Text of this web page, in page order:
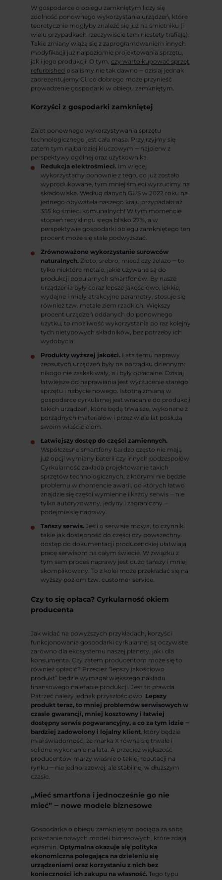
W gospodarce o obiegu zamkniętym liczy się
zdolność ponownego wykorzystania urządzeń, które
teoretycznie mogłyby znaleźć się już na śmietniku (i
wielu przypadkach rzeczywiście tam niestety trafiają).
Takie zmiany wiążą się z zaprogramowaniem innych
modyfikacji już na poziomie projektowania sprzętu,
jak i jego produkcji. O tym,czy warto kupować sprzęt
refurbished pisaliśmy nie tak dawno ‒ dzisiaj jednak
zaprezentujemy Ci, co dobrego może przynieść
prowadzenie gospodarki w obiegu zamkniętym.
Korzyści z gospodarki zamkniętej
Zalet ponownego wykorzystywania sprzętu
technologicznego jest cała masa. Przyjrzyjmy się
zatem tym najbardziej kluczowym ‒ najpierw z
perspektywy ogólnej oraz użytkownika.
Redukcja elektrośmieci. Im więcej
wykorzystamy ponownie z tego, co już zostało
wyprodukowane, tym mniej śmieci wyrzucimy na
składowiska. Według danych GUS w 2022 roku na
jednego obywatela naszego kraju przypadało aż
355 kg śmieci komunalnych! W tym momencie
stopień recyklingu sięga blisko 27%, a w
perspektywie gospodarki obiegu zamkniętego ten
procent może się stale podwyższać.
Zrównoważone wykorzystanie surowców
naturalnych. Złoto, srebro, miedź czy żelazo ‒ to
tylko niektóre metale, jakie używane są do
produkcji popularnych smartfonów. By nasze
urządzenia były coraz lepsze jakościowo, lekkie,
wydajne i miały atrakcyjne parametry, stosuje się
również tzw. metale ziem rzadkich. Większy
procent urządzeń oddanych do ponownego
użytku, to możliwość wykorzystania po raz kolejny
tych nietypowych składników, bez potrzeby ich
wydobycia.
Produkty wyższej jakości. Lata temu naprawy
zepsutych urządzeń były na porządku dziennym:
nikogo nie zaskakiwały, a i były opłacalne. Dzisiaj
łatwiejsze od naprawiania jest wyrzucenie starego
sprzętu i nabycie nowego. Istotną zmianą w
gospodarce cyrkularnej jest wracanie do produkcji
takich urządzeń, które będą trwalsze, wykonane z
porządnych materiałów i przez wiele lat posłużą
swoim właścicielom.
Łatwiejszy dostęp do części zamiennych.
Współczesne smartfony bardzo często nie mają
już opcji wymiany baterii czy innych podzespołów.
Cyrkularność zakłada projektowanie takich
sprzętów technologicznych, z którymi nie będzie
problemu w momencie awarii, do których łatwo
znajdzie się części wymienne i każdy serwis ‒ nie
tylko autoryzowany, jedyny i zagraniczny ‒
podejmie się naprawy.
Tańszy serwis. Jeśli o serwisie mowa, to czynniki
takie jak dostępność do części czy powszechny
dostęp do dokumentacji producenckiej ułatwiają
pracę serwisom na całym świecie. W związku z
tym sam proces naprawy jest dużo tańszy i mniej
skomplikowany. To z kolei może przekładać się na
wyższy poziom tzw. customer service.
Czy to się opłaca? Cyrkularność okiem
producenta
Jak widać na powyższych przykładach, korzyści
funkcjonowania gospodarki cyrkularnej są oczywiste
zarówno dla ekosystemu naszej planety, jak i dla
konsumenta. Czy zatem producentom może się to
również opłacić? Przecież “lepszy jakościowo
produkt” będzie wymagał większego nakładu
finansowego na etapie produkcji. Jest to prawda.
Patrzeć należy jednak przyszłościowo. Lepszy
produkt teraz, to mniej problemów serwisowych w
czasie gwarancji, mniej kosztowny i łatwiej
dostępny serwis pogwarancyjny, a co za tym idzie ‒
bardziej zadowolony i lojalny klient, który będzie
miał świadomość, że marka X równa się trwałe i
solidne wykonanie na lata. A przecież większość
producentów marzy właśnie o takiej reputacji na
rynku ‒ nie jednorazowej, ale stabilnej w dłuższym
czasie.
„Mieć smartfona i jednocześnie go nie
mieć” ‒ nowe modele biznesowe
Gospodarka o obiegu zamkniętym pociąga za sobą
powstanie nowych modeli biznesowych, które zdają
egzamin.Optymalna okazuje się polityka
ekonomiczna polegająca na dzieleniu się
urządzeniami oraz korzystaniu z nich bez
konieczności ich zakupu na własność. Tego typu